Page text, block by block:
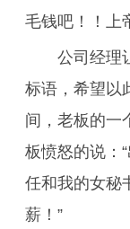
毛钱吧！！上
公司经理
标语，希望以
间，老板的一
板愤怒的说：
任和我的女秘
薪！”